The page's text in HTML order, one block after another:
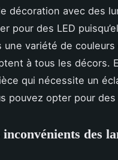
décoration avec des
pour des LED
une variété de couleurs
à tous les décors.
qui nécessite un
pouvez opter pour des
des